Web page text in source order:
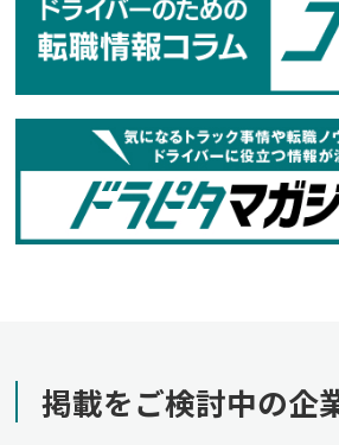
掲載をご検討中の企